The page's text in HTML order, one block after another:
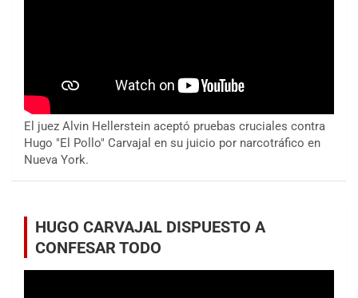
El juez Alvin Hellerstein aceptó pruebas cruciales contra
Hugo "El Pollo" Carvajal en su juicio por narcotráfico en
Nueva York.
HUGO CARVAJAL DISPUESTO A
CONFESAR TODO